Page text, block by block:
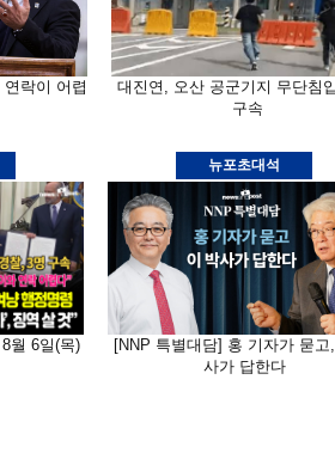
연락이 어렵
대진연, 오산 공군기지 무단침
구속
월 6일(목)
뉴포초대석
[NNP 특별대담] 홍 기자가 묻고
사가 답한다